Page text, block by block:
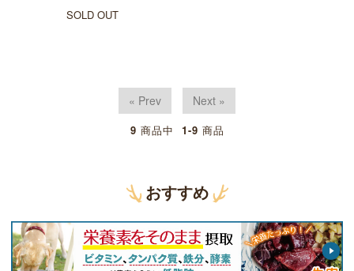
SOLD OUT
« Prev Next »
9 商品中 1-9 商品
おすすめ